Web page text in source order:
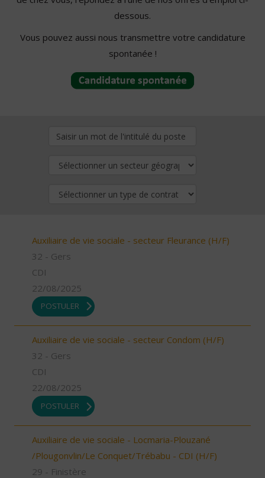
dessous.
Vous pouvez aussi nous transmettre votre candidature
spontanée !
Auxiliaire de vie sociale - secteur Fleurance (H/F)
32 - Gers
CDI
22/08/2025
POSTULER
Auxiliaire de vie sociale - secteur Condom (H/F)
32 - Gers
CDI
22/08/2025
POSTULER
Auxiliaire de vie sociale - Locmaria-Plouzané
/Plougonvlin/Le Conquet/Trébabu - CDI (H/F)
29 - Finistère